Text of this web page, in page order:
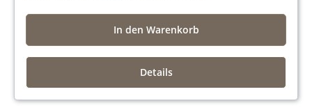
In den Warenkorb
Details